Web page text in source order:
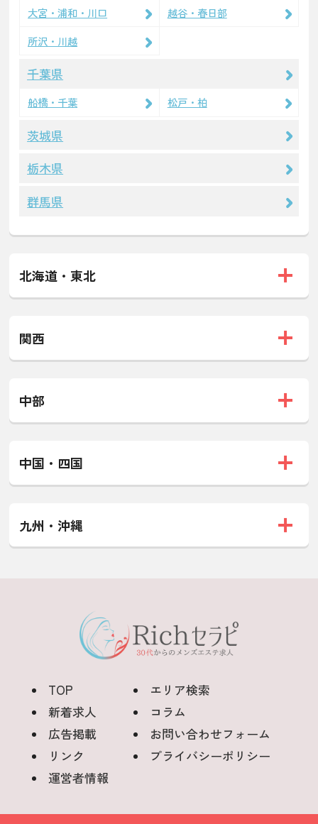
大宮・浦和・川口
越谷・春日部
所沢・川越
千葉県
船橋・千葉 松戸・柏
茨城県
栃木県
群馬県
北海道・東北
関西
中部
中国・四国
九州・沖縄
TOP
エリア検索
新着求人
コラム
広告掲載
お問い合わせフォーム
リンク
プライバシーポリシー
運営者情報